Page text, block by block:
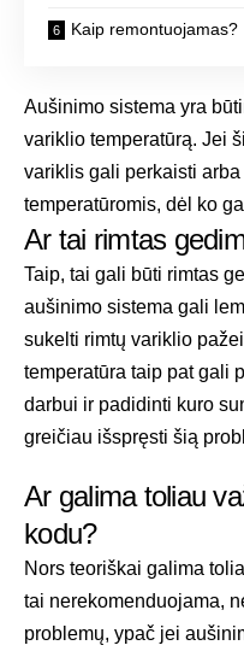
Kaip remontuojamas?
Aušinimo sistema yra
variklio temperatūrą. Jei
variklis gali perkaisti
temperatūromis, dėl ko
Ar tai rimtas
Taip, tai gali būti rimtas
aušinimo sistema gali
sukelti rimtų variklio
temperatūra taip pat gali
darbui ir padidinti kuro
greičiau išspręsti šią
Ar galima toliau
kodu?
Nors teoriškai galima
tai nerekomenduojama,
problemų, ypač jei